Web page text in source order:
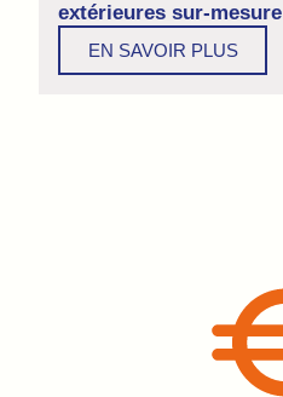
extérieures sur-mesure
EN SAVOIR PLUS